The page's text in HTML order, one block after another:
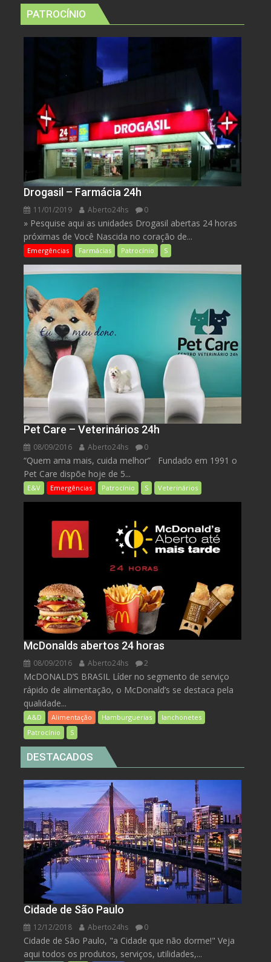
PATROCÍNIO
Drogasil – Farmácia 24h
11/01/2019 Aberto24hs 0
» Pesquise aqui as unidades Drogasil abertas 24 horas
próximas de Você Nascida no coração de...
Emergências Farmácias Patrocínio S
Pet Care – Veterinários 24h
08/09/2016 Aberto24hs 0
“Quem ama mais, cuida melhor” Fundado em 1991 o
Pet Care dispõe hoje de 5...
E&V Emergências Patrocínio S Veterinários
McDonalds abertos 24 horas
08/09/2016 Aberto24hs 2
McDONALD’S BRASIL Líder no segmento de serviço
rápido de alimentação, o McDonald’s se destaca pela
qualidade...
A&D Alimentação Hamburguerias
lanchonetes
Patrocínio
S
DESTACADOS
Cidade de São Paulo
12/12/2018 Aberto24hs 0
Cidade de São Paulo, "a Cidade que não dorme!" Veja
aqui todos os produtos, serviços, utilidades,...